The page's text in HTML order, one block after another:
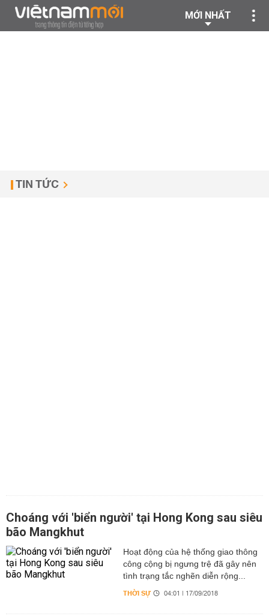
MỚI NHẤT
TIN TỨC
Choáng với 'biển người' tại Hong Kong sau siêu
bão Mangkhut
Hoạt động của hệ thống giao thông
công cộng bị ngưng trệ đã gây nên
tình trạng tắc nghẽn diễn rộng...
THỜI SỰ 04:01 | 17/09/2018